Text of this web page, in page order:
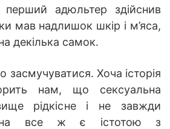
адюльтер здійснив
мав надлишок шкір і м’яса,
декілька самок.
засмучуватися. Хоча історія
нам, що сексуальна
рідкісне і не завжди
все ж є істотою з